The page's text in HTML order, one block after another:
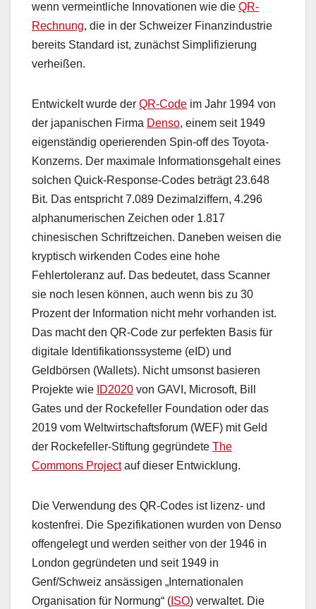
wenn vermeintliche Innovationen wie die QR-
Rechnung, die in der Schweizer Finanzindustrie
bereits Standard ist, zunächst Simplifizierung
verheißen.
Entwickelt wurde der QR-Code im Jahr 1994 von
der japanischen Firma Denso, einem seit 1949
eigenständig operierenden Spin-off des Toyota-
Konzerns. Der maximale Informationsgehalt eines
solchen Quick-Response-Codes beträgt 23.648
Bit. Das entspricht 7.089 Dezimalziffern, 4.296
alphanumerischen Zeichen oder 1.817
chinesischen Schriftzeichen. Daneben weisen die
kryptisch wirkenden Codes eine hohe
Fehlertoleranz auf. Das bedeutet, dass Scanner
sie noch lesen können, auch wenn bis zu 30
Prozent der Information nicht mehr vorhanden ist.
Das macht den QR-Code zur perfekten Basis für
digitale Identifikationssysteme (eID) und
Geldbörsen (Wallets). Nicht umsonst basieren
Projekte wie ID2020 von GAVI, Microsoft, Bill
Gates und der Rockefeller Foundation oder das
2019 vom Weltwirtschaftsforum (WEF) mit Geld
der Rockefeller-Stiftung gegründete The
Commons Projectauf dieser Entwicklung.
Die Verwendung des QR-Codes ist lizenz- und
kostenfrei. Die Spezifikationen wurden von Denso
offengelegt und werden seither von der 1946 in
London gegründeten und seit 1949 in
Genf/Schweiz ansässigen „Internationalen
Organisation für Normung“ ( ISO) verwaltet. Die